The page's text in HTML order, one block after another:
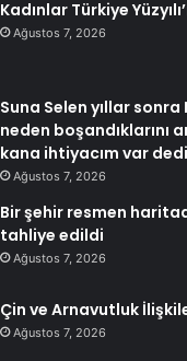
Kadınlar Türkiye
Ağustos 7, 2026
Suna Selen yıllar
neden boşandıklarını
kana ihtiyacım var dedi
Ağustos 7, 2026
Bir şehir resmen
tahliye edildi
Ağustos 7, 2026
Çin ve Arnavutluk
Ağustos 7, 2026